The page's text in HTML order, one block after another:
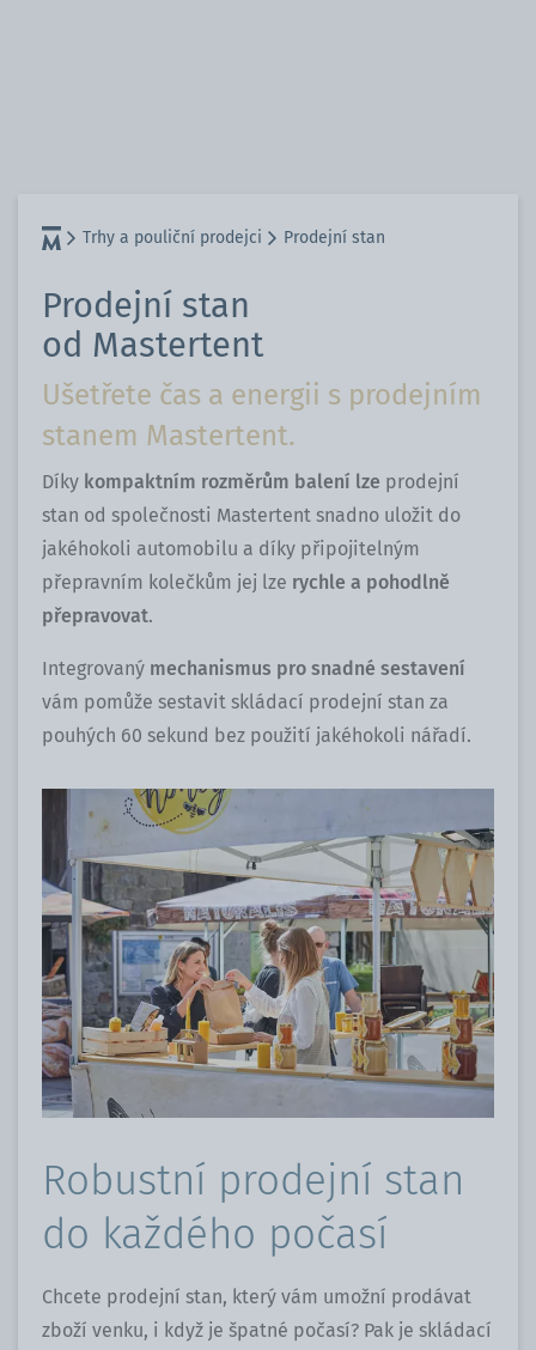
Trhy a pouliční prodejci Prodejní stan
Prodejní stan
od Mastertent
Ušetřete čas a energii s prodejním
stanem Mastertent.
Díky kompaktním rozměrům balení lze prodejní
stan od společnosti Mastertent snadno uložit do
jakéhokoli automobilu a díky připojitelným
přepravním kolečkům jej lze rychle a pohodlně
přepravovat.
Integrovaný mechanismus pro snadné sestavení
vám pomůže sestavit skládací prodejní stan za
pouhých 60 sekund bez použití jakéhokoli nářadí.
Robustní prodejní stan
do každého počasí
Chcete prodejní stan, který vám umožní prodávat
zboží venku, i když je špatné počasí? Pak je skládací